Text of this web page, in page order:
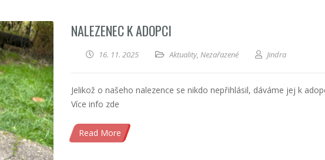
NALEZENEC K ADOPCI
16. 11. 2025 Aktuality, Nezařazené Jindra
Jelikož o našeho nalezence se nikdo nepřihlásil, dáváme jej k
Více info zde
Read More